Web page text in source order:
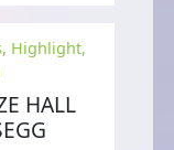
Highlight,
HALL